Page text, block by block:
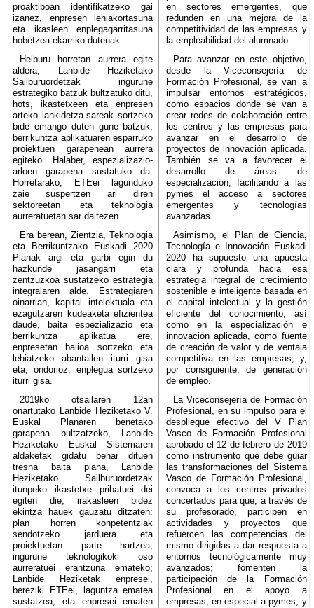
proaktiboan identifikatzeko gai
izanez, enpresen lehiakortasuna
eta ikasleen enplegagarritasuna
hobetzea ekarriko dutenak.
en sectores emergentes, que
redunden en una mejora de la
competitividad de las empresas y
la empleabilidad del alumnado.
Helburu horretan aurrera egite
aldera, Lanbide Heziketako
Sailburuordetzak ingurune
estrategiko batzuk bultzatuko ditu,
hots, ikastetxeen eta enpresen
arteko lankidetza-sareak sortzeko
bide emango duten gune batzuk,
berrikuntza aplikatuaren esparruko
proiektuen garapenean aurrera
egiteko. Halaber, espezializazio-
arloen garapena sustatuko da.
Horretarako, ETEei lagunduko
zaie suspertzen ari diren
sektoreetan eta teknologia
aurreratuetan sar daitezen.
Para avanzar en este objetivo,
desde la Viceconsejería de
Formación Profesional, se van a
impulsar entornos estratégicos,
como espacios donde se van a
crear redes de colaboración entre
los centros y las empresas para
avanzar en el desarrollo de
proyectos de innovación aplicada.
También se va a favorecer el
desarrollo de áreas de
especialización, facilitando a las
pymes el acceso a sectores
emergentes y tecnologías
avanzadas.
Era berean, Zientzia, Teknologia
eta Berrikuntzako Euskadi 2020
Planak argi eta garbi egin du
hazkunde jasangarri eta
zentzuzkoa sustatzeko estrategia
integralaren alde. Estrategiaren
oinarrian, kapital intelektuala eta
ezagutzaren kudeaketa efizientea
daude, baita espezializazio eta
berrikuntza aplikatua ere,
enpresetan balioa sortzeko eta
lehiatzeko abantailen iturri gisa
eta, ondorioz, enplegua sortzeko
iturri gisa.
Asimismo, el Plan de Ciencia,
Tecnología e Innovación Euskadi
2020 ha supuesto una apuesta
clara y profunda hacia esa
estrategia integral de crecimiento
sostenible e inteligente basada en
el capital intelectual y la gestión
eficiente del conocimiento, así
como en la especialización e
innovación aplicada, como fuente
de creación de valor y de ventaja
competitiva en las empresas, y,
por consiguiente, de generación
de empleo.
2019ko otsailaren 12an
onartutako Lanbide Heziketako V.
Euskal Planaren benetako
garapena bultzatzeko, Lanbide
Heziketako Euskal Sistemaren
aldaketak gidatu behar dituen
tresna baita plana, Lanbide
Heziketako Sailburuordetzak
itunpeko ikastetxe pribatuei dei
egiten die, irakasleen bidez
ekintza hauek gauzatu ditzaten:
plan horren konpetentziak
sendotzeko jarduera eta
proiektuetan parte hartzea,
ingurune teknologikoki oso
aurreratuei erantzuna emateko;
Lanbide Heziketak enpresei,
bereziki ETEei, laguntza ematea
sustatzea, eta enpresei ematen
La Viceconsejería de Formación
Profesional, en su impulso para el
despliegue efectivo del V Plan
Vasco de Formación Profesional
aprobado el 12 de febrero de 2019
como instrumento que debe guiar
las transformaciones del Sistema
Vasco de Formación Profesional,
convoca a los centros privados
concertados para que, a través de
su profesorado, participen en
actividades y proyectos que
refuercen las competencias del
mismo dirigidas a dar respuesta a
entornos tecnológicamente muy
avanzados; fomenten la
participación de la Formación
Profesional en el apoyo a
empresas, en especial a pymes, y